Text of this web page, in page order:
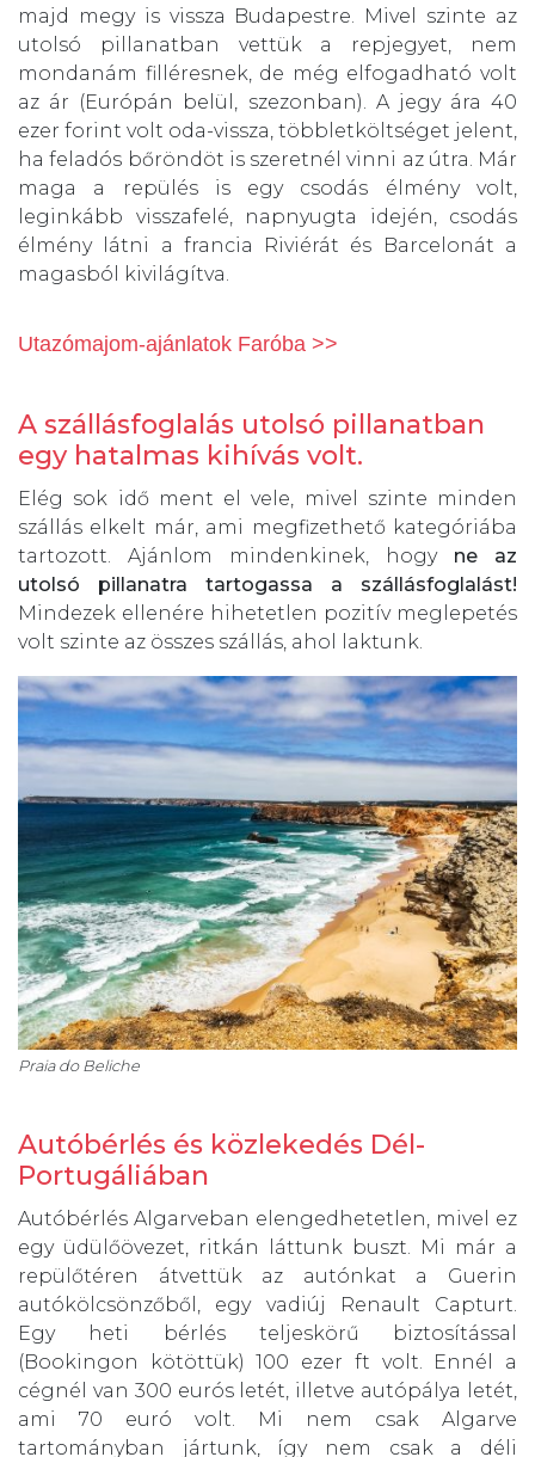
majd megy is vissza Budapestre. Mivel szinte az
utolsó pillanatban vettük a repjegyet, nem
mondanám filléresnek, de még elfogadható volt
az ár (Európán belül, szezonban). A jegy ára 40
ezer forint volt oda-vissza, többletköltséget jelent,
ha feladós bőröndöt is szeretnél vinni az útra. Már
maga a repülés is egy csodás élmény volt,
leginkább visszafelé, napnyugta idején, csodás
élmény látni a francia Riviérát és Barcelonát a
magasból kivilágítva.
Utazómajom-ajánlatok Faróba >>
A szállásfoglalás utolsó pillanatban
egy hatalmas kihívás volt.
Elég sok idő ment el vele, mivel szinte minden
szállás elkelt már, ami megfizethető kategóriába
tartozott. Ajánlom mindenkinek, hogy ne az
utolsó pillanatra tartogassa a szállásfoglalást!
Mindezek ellenére hihetetlen pozitív meglepetés
volt szinte az összes szállás, ahol laktunk.
Praia do Beliche
Autóbérlés és közlekedés Dél-
Portugáliában
Autóbérlés Algarveban elengedhetetlen, mivel ez
egy üdülőövezet, ritkán láttunk buszt. Mi már a
repülőtéren átvettük az autónkat a Guerin
autókölcsönzőből, egy vadiúj Renault Capturt.
Egy heti bérlés teljeskörű biztosítással
(Bookingon kötöttük) 100 ezer ft volt. Ennél a
cégnél van 300 eurós letét, illetve autópálya letét,
ami 70 euró volt. Mi nem csak Algarve
tartományban jártunk, így nem csak a déli